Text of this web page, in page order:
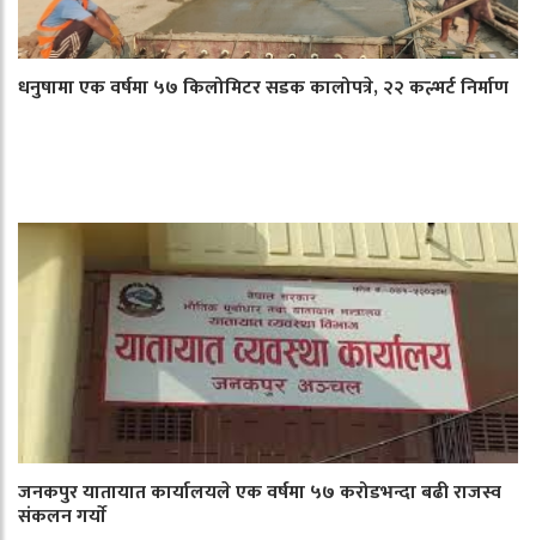
धनुषामा एक वर्षमा ५७ किलोमिटर सडक कालोपत्रे, २२ कल्भर्ट निर्माण
जनकपुर यातायात कार्यालयले एक वर्षमा ५७ करोडभन्दा बढी राजस्व
संकलन गर्याे